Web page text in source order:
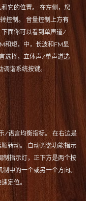
它的位置。
在左侧，您
控制。
音量控制上方有
下面你可以看到单声道/
和短，中，长波和FM显
选择，立体声/单声道选
谐系统按键。
/语言均衡指标。 在右边是
转动。
自动调谐功能指示
制指示灯，正下方是两个按
中的一个或另一个方向。
定位。